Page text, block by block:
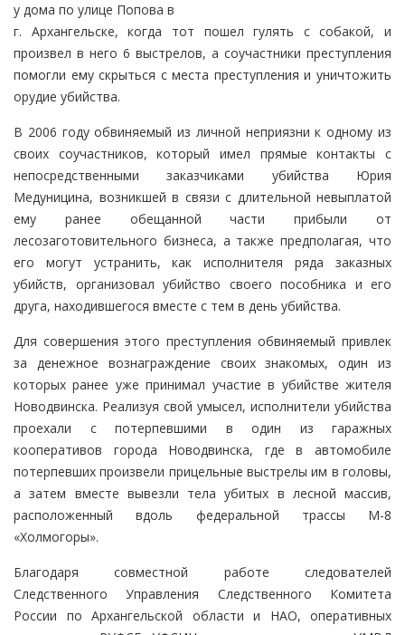
у дома по улице Попова в
г. Архангельске, когда тот пошел гулять с собакой, и
произвел в него 6 выстрелов, а соучастники преступления
помогли ему скрыться с места преступления и уничтожить
орудие убийства.
В 2006 году обвиняемый из личной неприязни к одному из
своих соучастников, который имел прямые контакты с
непосредственными заказчиками убийства Юрия
Медуницина, возникшей в связи с длительной невыплатой
ему ранее обещанной части прибыли от
лесозаготовительного бизнеса, а также предполагая, что
его могут устранить, как исполнителя ряда заказных
убийств, организовал убийство своего пособника и его
друга, находившегося вместе с тем в день убийства.
Для совершения этого преступления обвиняемый привлек
за денежное вознаграждение своих знакомых, один из
которых ранее уже принимал участие в убийстве жителя
Новодвинска. Реализуя свой умысел, исполнители убийства
проехали с потерпевшими в один из гаражных
кооперативов города Новодвинска, где в автомобиле
потерпевших произвели прицельные выстрелы им в головы,
а затем вместе вывезли тела убитых в лесной массив,
расположенный вдоль федеральной трассы М-8
«Холмогоры».
Благодаря совместной работе следователей
Следственного Управления Следственного Комитета
России по Архангельской области и НАО, оперативных